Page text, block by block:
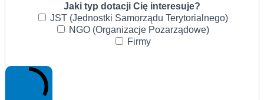
Jaki typ dotacji Cię interesuje?
JST (Jednostki Samorządu Terytorialnego)
NGO (Organizacje Pozarządowe)
Firmy